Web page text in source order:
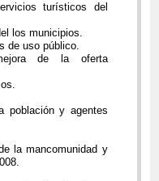
turísticos del
los municipios.
de uso público.
de la oferta
población y agentes
la mancomunidad y